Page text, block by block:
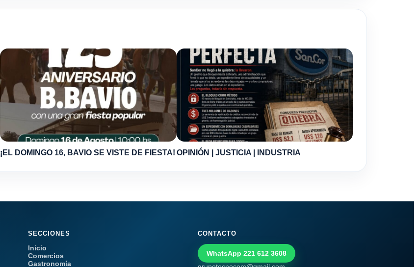
¡EL DOMINGO 16, BAVIO SE VISTE DE FIESTA! OPINIÓN | JUSTICIA | INDUSTRIA
SECCIONES
Inicio
Comercios
Gastronomía
CONTACTO
WhatsApp 221 612 3608